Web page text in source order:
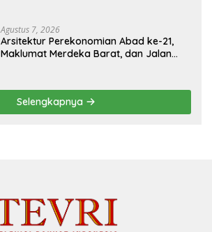
Agustus 7, 2026
Arsitektur Perekonomian Abad ke-21,
Maklumat Merdeka Barat, dan Jalan
Selengkapnya